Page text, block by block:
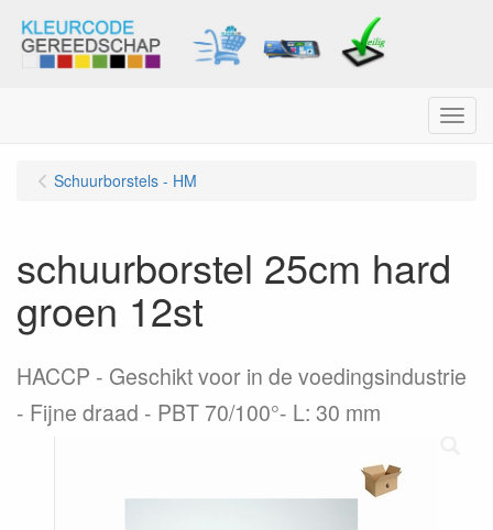
Menu
Schuurborstels - HM
schuurborstel 25cm hard
groen 12st
HACCP - Geschikt voor in de voedingsindustrie
- Fijne draad - PBT 70/100°- L: 30 mm